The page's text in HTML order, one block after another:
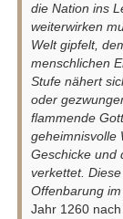
die Nation ins
weiterwirken
Welt gipfelt,
menschlichen
Stufe nähert
oder
flammende
geheimnisvolle
Geschicke und
verkettet.
Offenbarung
Jahr 1260